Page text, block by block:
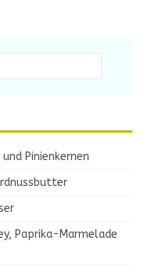
Pinienkernen
Paprika-Marmelade